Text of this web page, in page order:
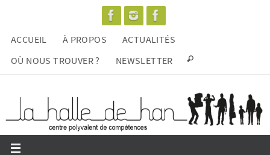
contenu
ACCUEIL À PROPOS
ACTUALITÉS
OÙ NOUS TROUVER ?
NEWSLETTER